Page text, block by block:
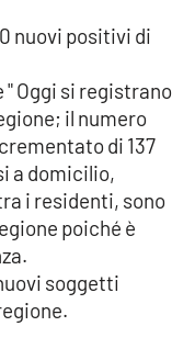
nuovi positivi di
" Oggi si registrano
il numero
di 137
a domicilio,
i residenti, sono
poiché è
soggetti